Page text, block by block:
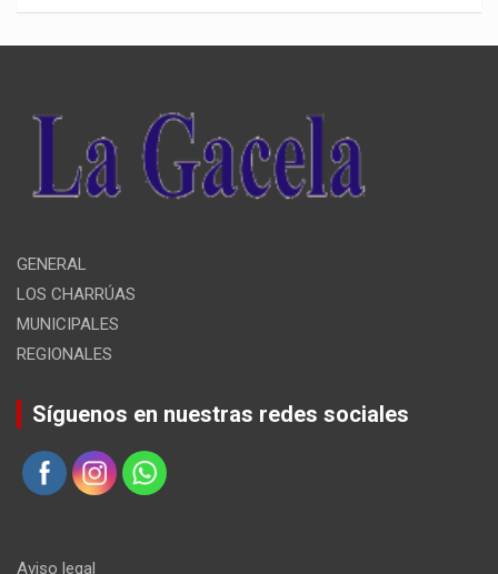
GENERAL
LOS CHARRÚAS
MUNICIPALES
REGIONALES
Síguenos en nuestras redes sociales
Aviso legal